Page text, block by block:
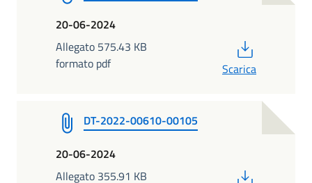
20-06-2024
Allegato 575.43 KB
formato pdf
Scarica
DT-2022-00610-00105
20-06-2024
Allegato 355.91 KB